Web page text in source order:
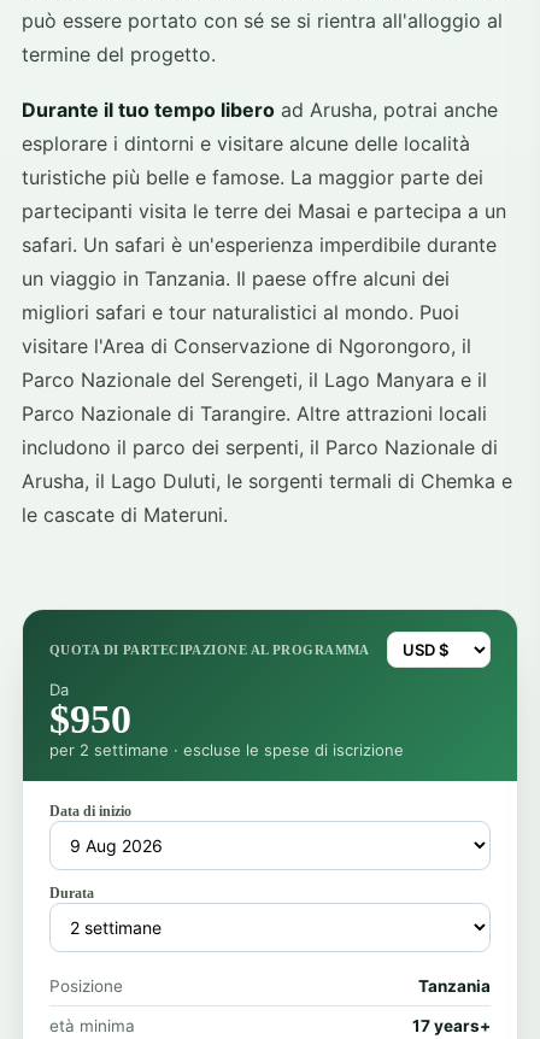
può essere portato con sé se si rientra all'alloggio al
termine del progetto.
Durante il tuo tempo libero ad Arusha, potrai anche
esplorare i dintorni e visitare alcune delle località
turistiche più belle e famose. La maggior parte dei
partecipanti visita le terre dei Masai e partecipa a un
safari. Un safari è un'esperienza imperdibile durante
un viaggio in Tanzania. Il paese offre alcuni dei
migliori safari e tour naturalistici al mondo. Puoi
visitare l'Area di Conservazione di Ngorongoro, il
Parco Nazionale del Serengeti, il Lago Manyara e il
Parco Nazionale di Tarangire. Altre attrazioni locali
includono il parco dei serpenti, il Parco Nazionale di
Arusha, il Lago Duluti, le sorgenti termali di Chemka e
le cascate di Materuni.
QUOTA DI PARTECIPAZIONE AL PROGRAMMA
Da
$950
per 2 settimane · escluse le spese di iscrizione
Data di inizio
Durata
Posizione Tanzania
età minima 17 years+